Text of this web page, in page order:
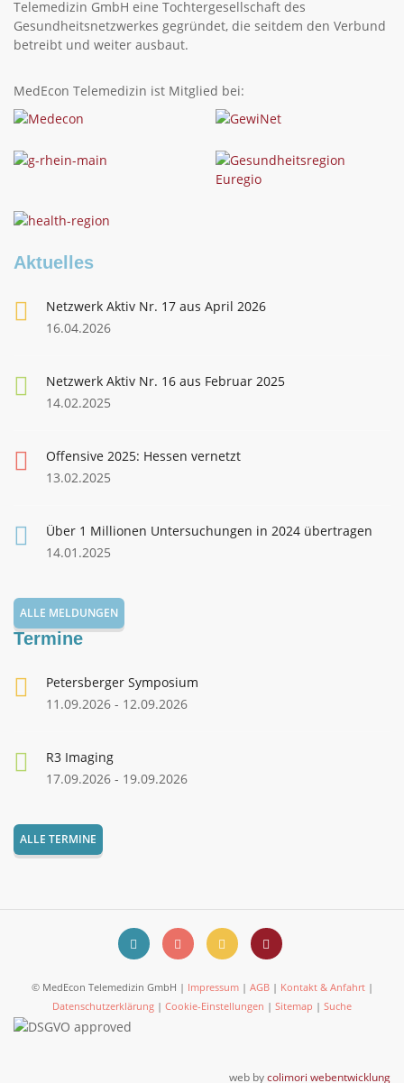
Telemedizin GmbH eine Tochtergesellschaft des
Gesundheitsnetzwerkes gegründet, die seitdem den Verbund
betreibt und weiter ausbaut.
MedEcon Telemedizin ist Mitglied bei:
Aktuelles
Netzwerk Aktiv Nr. 17 aus April 2026
16.04.2026
Netzwerk Aktiv Nr. 16 aus Februar 2025
14.02.2025
Offensive 2025: Hessen vernetzt
13.02.2025
Über 1 Millionen Untersuchungen in 2024 übertragen
14.01.2025
ALLE MELDUNGEN
Termine
Petersberger Symposium
11.09.2026 - 12.09.2026
R3 Imaging
17.09.2026 - 19.09.2026
ALLE TERMINE
© MedEcon Telemedizin GmbH | Impressum| AGB| Kontakt & Anfahrt|
Datenschutzerklärung | Cookie-Einstellungen | Sitemap | Suche
web bycolimori webentwicklung